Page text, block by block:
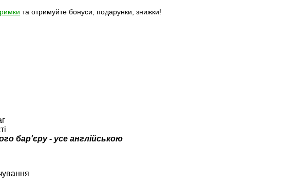
та отримуйте бонуси, подарунки, знижки!
бар'єру - усе англійською